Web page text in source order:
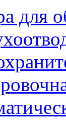
для